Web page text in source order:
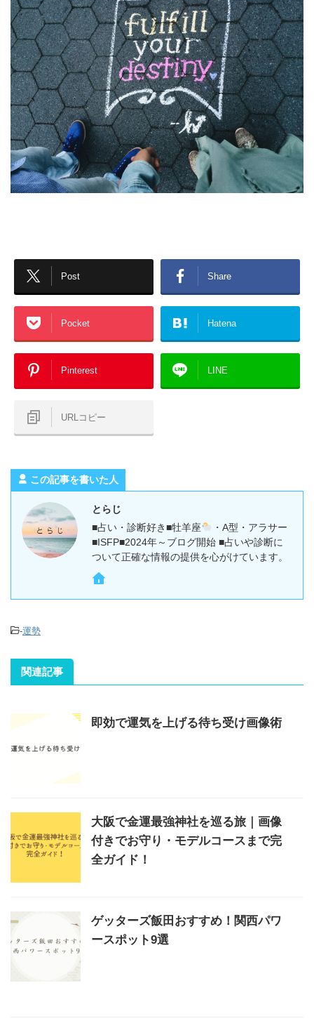
Post Share
Pocket Hatena
Pinterest LINE
URLコピー
この記事を書いた人
とらじ
■占い・診断好き■牡羊座
・A型・アラサー
■ISFP■2024年～ブログ開始 ■占いや診断に
ついて正確な情報の提供を心がけています。
-運勢
関連記事
即効で運気を上げる待ち受け画像術
大阪で金運最強神社を巡る旅｜画像
付きでお守り・モデルコースまで完
全ガイド！
ゲッターズ飯田おすすめ！関西パワ
ースポット9選